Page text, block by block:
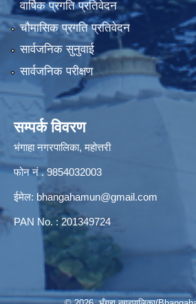
वार्षिक प्रगति प्रतिवेदन
चौमासिक प्रगति प्रतिवेदन
सार्वजनिक सुनुवाई
सार्वजनिक परीक्षण
सम्पर्क विवरण
भंगाहा नगरपालिका, महोत्तरी
फोन नं . 9854032003
ईमेल: bhangahamun@gmail.com
PAN No. : 201349724